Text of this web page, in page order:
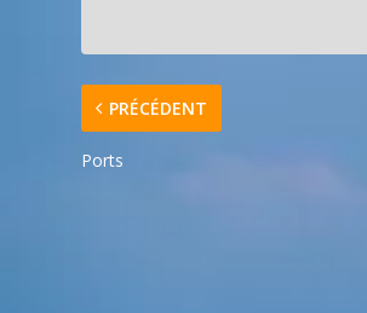
PRÉCÉDENT
Ports